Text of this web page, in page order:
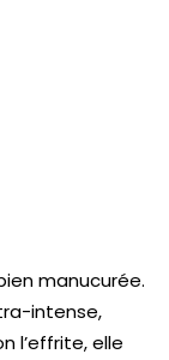
manucurée.
intense,
l’effrite, elle